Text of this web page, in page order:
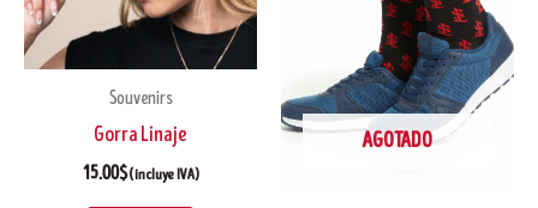
Souvenirs
Gorra Linaje
15.00$(incluye IVA)
AGOTADO